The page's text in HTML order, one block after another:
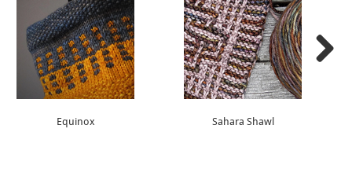
Equinox Sahara Shawl